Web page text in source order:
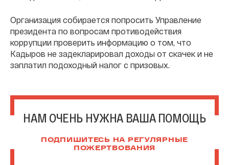
Организация собирается попросить Управление
президента по вопросам противодействия
коррупции проверить информацию о том, что
Кадыров не задекларировал доходы от скачек и не
заплатил подоходный налог с призовых.
НАМ ОЧЕНЬ НУЖНА ВАША ПОМОЩЬ
ПОДПИШИТЕСЬ НА РЕГУЛЯРНЫЕ
ПОЖЕРТВОВАНИЯ